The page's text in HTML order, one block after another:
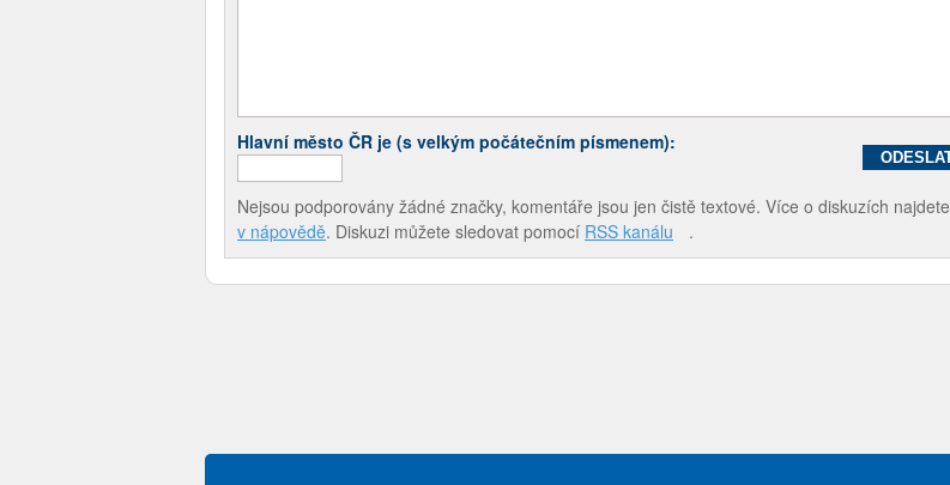
Hlavní město ČR je (s velkým počátečním písmenem):
Nejsou podporovány žádné značky, komentáře jsou jen čistě textové. Více o diskuzích najdete
v nápovědě. Diskuzi můžete sledovat pomocí RSS kanálu .